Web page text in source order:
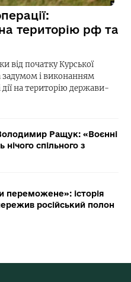
територію рф та
від початку Курської
задумом і виконанням
дії на територію держави-
Ращук: «Воєнні
спільного з
переможене»: історія
російський полон